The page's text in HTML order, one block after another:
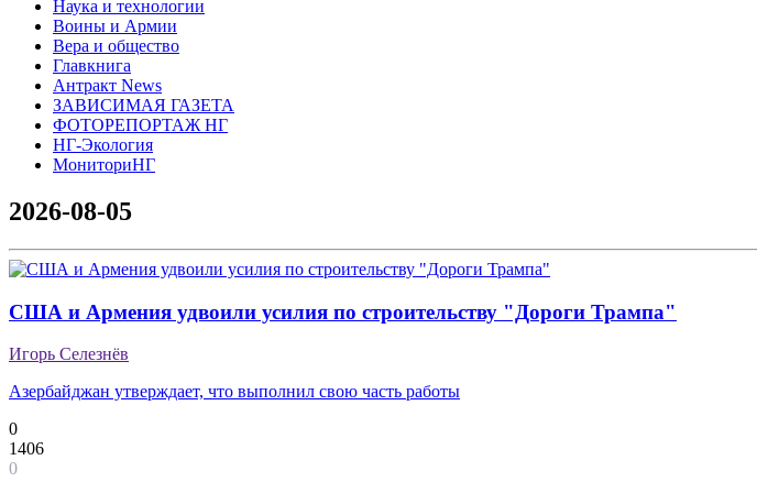
Наука и технологии
Воины и Армии
Вера и общество
Главкнига
Антракт News
ЗАВИСИМАЯ ГАЗЕТА
ФОТОРЕПОРТАЖ НГ
НГ-Экология
МониториНГ
2026-08-05
США и Армения удвоили усилия по строительству "Дороги Трампа"
Игорь Селезнёв
Азербайджан утверждает, что выполнил свою часть работы
0
1406
0